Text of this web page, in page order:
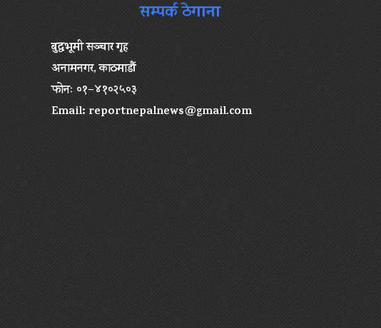
सम्पर्क ठेगाना
बुद्धभूमी सञ्चार गृह
अनामनगर, काठमाडौं
फोनः ०१–४१०२५०३
Email:reportnepalnews@gmail.com